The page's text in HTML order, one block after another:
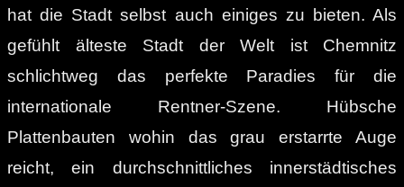
hat die Stadt selbst auch einiges zu bieten. Als
gefühlt älteste Stadt der Welt ist Chemnitz
schlichtweg das perfekte Paradies für die
internationale Rentner-Szene. Hübsche
Plattenbauten wohin das grau erstarrte Auge
reicht, ein durchschnittliches innerstädtisches